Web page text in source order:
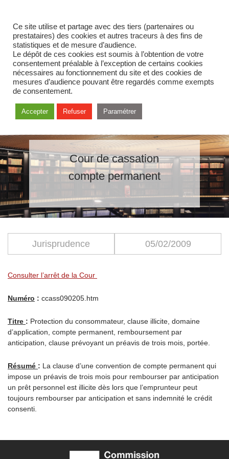
Cour de cassation
compte permanent
Jurisprudence 05/02/2009
Consulter l’arrêt de la Cour
Numéro : ccass090205.htm
Titre : Protection du consommateur, clause illicite, domaine
d’application, compte permanent, remboursement par
anticipation, clause prévoyant un préavis de trois mois, portée.
Résumé : La clause d’une convention de compte permanent qui
impose un préavis de trois mois pour rembourser par anticipation
un prêt personnel est illicite dès lors que l’emprunteur peut
toujours rembourser par anticipation et sans indemnité le crédit
consenti.
Ce site utilise et partage avec des tiers (partenaires ou
prestataires) des cookies et autres traceurs à des fins de
statistiques et de mesure d’audience.
Le dépôt de ces cookies est soumis à l’obtention de votre
consentement préalable à l’exception de certains cookies
nécessaires au fonctionnement du site et des cookies de
mesures d’audience pouvant être regardés comme exempts
de consentement.
Accepter Refuser Paramétrer